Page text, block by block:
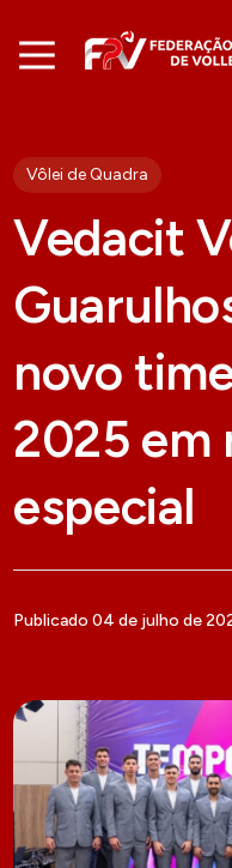
Vôlei de Quadra
Vedacit
novo
2025 em
especial
Publicado 04 de julho de